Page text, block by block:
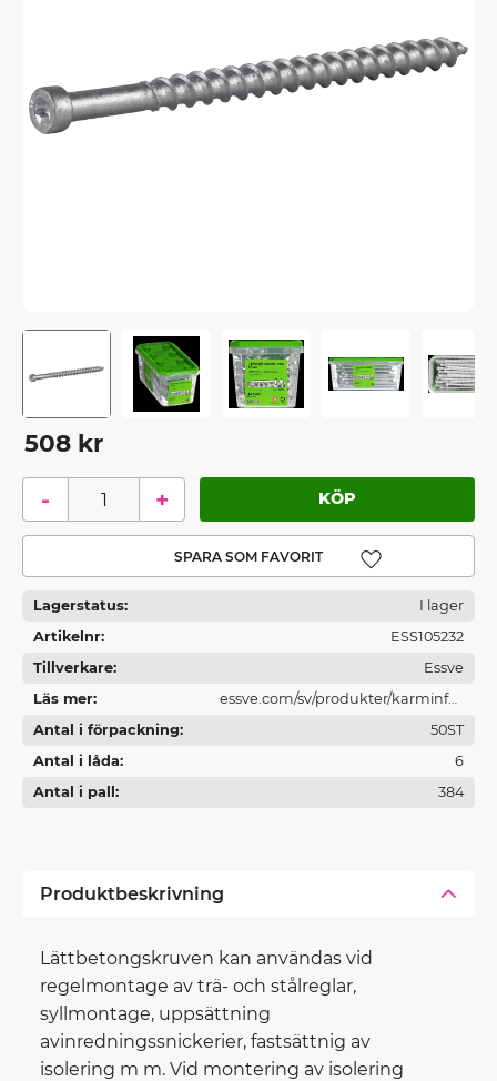
508 kr
+
-
Lägg till i favoriter
Lagerstatus
I lager
Artikelnr
ESS105232
Tillverkare
Essve
Läs mer
essve.com/sv/produkter/karminfas
tning/
Antal i förpackning
50ST
Antal i låda
6
Antal i pall
384
Produktbeskrivning
Lättbetongskruven kan användas vid
regelmontage av trä- och stålreglar,
syllmontage, uppsättning
avinredningssnickerier, fastsättnig av
isolering m m. Vid montering av isolering